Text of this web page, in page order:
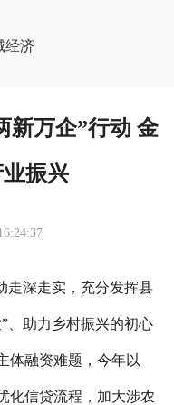
经济
新万企”行动 金
振兴
走深走实，充分发挥县
、助力乡村振兴的初心
体融资难题，今年以
化信贷流程，加大涉农